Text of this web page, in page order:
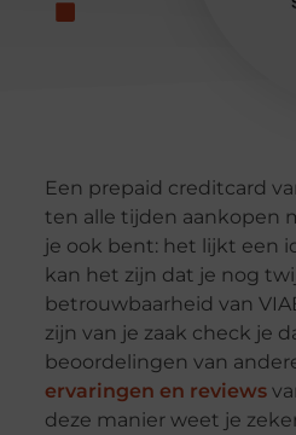
Een prepaid creditcard
ten alle tijden aankopen
je ook bent: het lijkt een
kan het zijn dat je nog
betrouwbaarheid van
zijn van je zaak check je
beoordelingen van
ervaringen en reviews
deze manier weet je